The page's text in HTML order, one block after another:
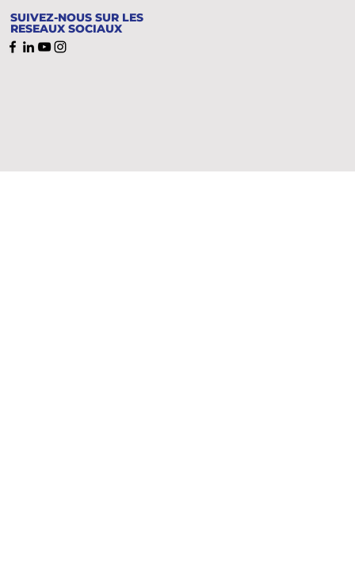
SUIVEZ-NOUS SUR LES
RESEAUX SOCIAUX